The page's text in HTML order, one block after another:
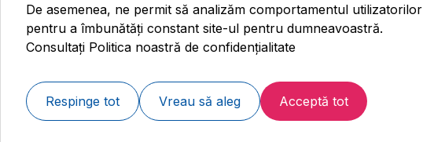
De asemenea, ne permit să analizăm comportamentul utilizatorilor
pentru a îmbunătăți constant site-ul pentru dumneavoastră.
Consultați Politica noastră de confidențialitate
Respinge tot Vreau să aleg Acceptă tot
Colegiul de redacție web și medical
Contact:
444 77 99